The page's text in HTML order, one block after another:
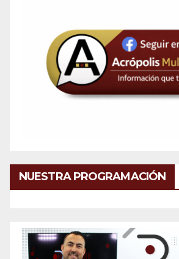
NUESTRA PROGRAMACIÓN